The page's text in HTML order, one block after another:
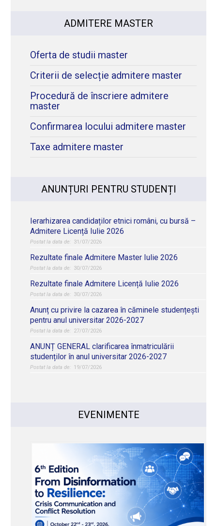
ADMITERE MASTER
Oferta de studii master
Criterii de selecție admitere master
Procedură de înscriere admitere
master
Confirmarea locului admitere master
Taxe admitere master
ANUNȚURI PENTRU STUDENȚI
Ierarhizarea candidaților etnici români, cu bursă –
Admitere Licență Iulie 2026
31/07/2026
Rezultate finale Admitere Master Iulie 2026
30/07/2026
Rezultate finale Admitere Licență Iulie 2026
30/07/2026
Anunț cu privire la cazarea în căminele studențești
pentru anul universitar 2026-2027
27/07/2026
ANUNȚ GENERAL clarificarea înmatriculării
studenților în anul universitar 2026-2027
19/07/2026
EVENIMENTE